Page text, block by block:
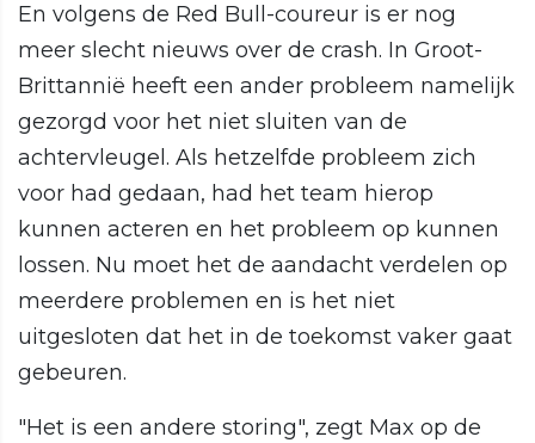
En volgens de Red Bull-coureur is er nog
meer slecht nieuws over de crash. In Groot-
Brittannië heeft een ander probleem namelijk
gezorgd voor het niet sluiten van de
achtervleugel. Als hetzelfde probleem zich
voor had gedaan, had het team hierop
kunnen acteren en het probleem op kunnen
lossen. Nu moet het de aandacht verdelen op
meerdere problemen en is het niet
uitgesloten dat het in de toekomst vaker gaat
gebeuren.
"Het is een andere storing", zegt Max op de